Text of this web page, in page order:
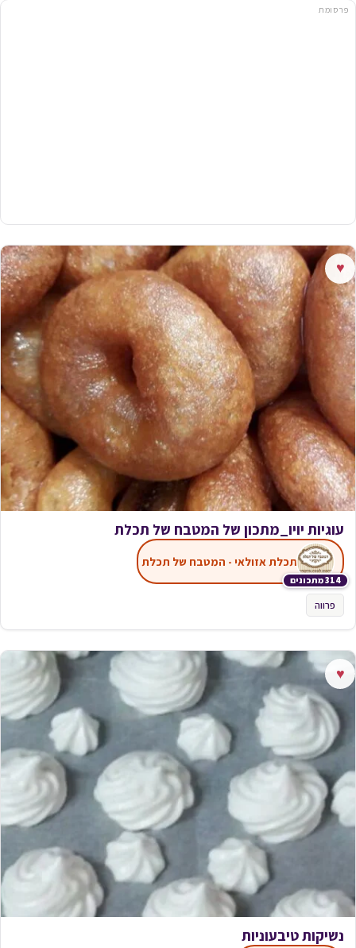
פרסומת
♥
עוגיות יויו_מתכון של המטבח של תכלת
314 מתכונים
תכלת אזולאי - המטבח של תכלת
פרווה
♥
נשיקות טיבעוניות